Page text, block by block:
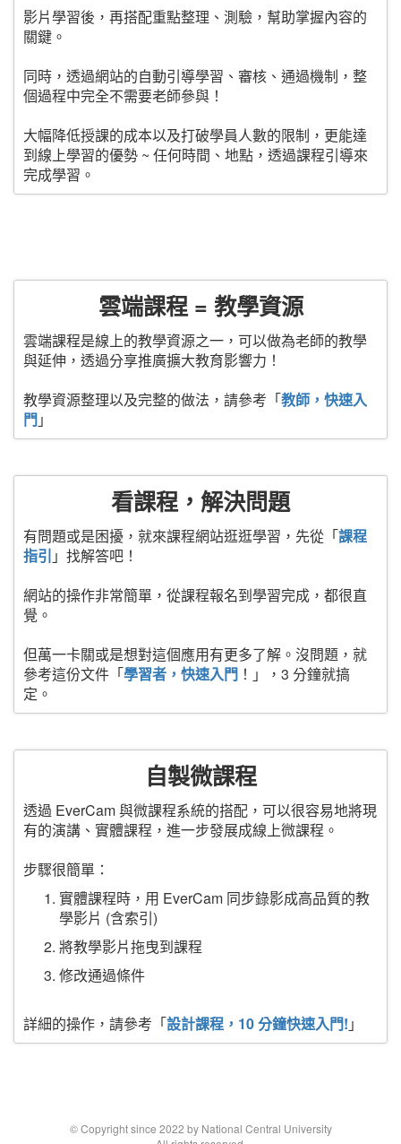
影片學習後，再搭配重點整理、測驗，幫助掌握內容的
關鍵。
同時，透過網站的自動引導學習、審核、通過機制，整
個過程中完全不需要老師參與！
大幅降低授課的成本以及打破學員人數的限制，更能達
到線上學習的優勢 ~ 任何時間、地點，透過課程引導來
完成學習。
雲端課程 = 教學資源
雲端課程是線上的教學資源之一，可以做為老師的教學
與延伸，透過分享推廣擴大教育影響力！
教學資源整理以及完整的做法，請參考「教師，快速入
門」
看課程，解決問題
有問題或是困擾，就來課程網站逛逛學習，先從「課程
指引 」找解答吧！
網站的操作非常簡單，從課程報名到學習完成，都很直
覺。
但萬一卡關或是想對這個應用有更多了解。沒問題，就
參考這份文件「學習者，快速入門 ！」，3 分鐘就搞
定。
自製微課程
透過 EverCam 與微課程系統的搭配，可以很容易地將現
有的演講、實體課程，進一步發展成線上微課程。
步驟很簡單：
實體課程時，用 EverCam 同步錄影成高品質的教
學影片 (含索引)
將教學影片拖曳到課程
修改通過條件
詳細的操作，請參考「設計課程，10 分鐘快速入門! 」
© Copyright since 2022 by National Central University